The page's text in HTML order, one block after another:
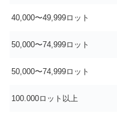
40,000〜49,999ロット
50,000〜74,999ロット
50,000〜74,999ロット
100.000ロット以上